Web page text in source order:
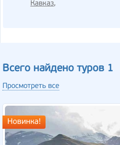
Кавказ,
Всего найдено туров 1
Просмотреть все
Новинка!